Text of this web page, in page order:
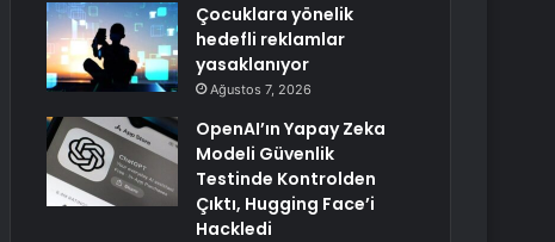
Çocuklara yönelik
hedefli reklamlar
yasaklanıyor
Ağustos 7, 2026
OpenAI’ın Yapay Zeka
Modeli Güvenlik
Testinde Kontrolden
Çıktı, Hugging Face’i
Hackledi